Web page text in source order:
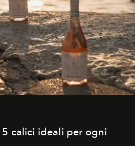
calici ideali per ogni